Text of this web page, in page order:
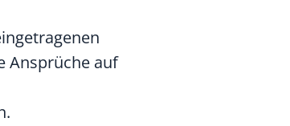
Ansprüche auf